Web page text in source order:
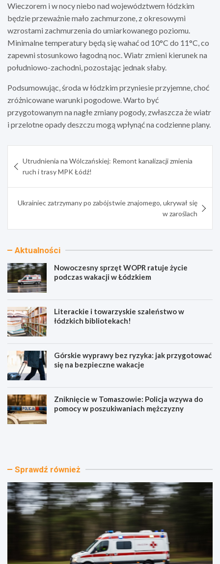
Wieczorem i w nocy niebo nad województwem łódzkim
będzie przeważnie mało zachmurzone, z okresowymi
wzrostami zachmurzenia do umiarkowanego poziomu.
Minimalne temperatury będą się wahać od 10°C do 11°C, co
zapewni stosunkowo łagodną noc. Wiatr zmieni kierunek na
południowo-zachodni, pozostając jednak słaby.
Podsumowując, środa w łódzkim przyniesie przyjemne, choć
zróżnicowane warunki pogodowe. Warto być
przygotowanym na nagłe zmiany pogody, zwłaszcza że wiatr
i przelotne opady deszczu mogą wpłynąć na codzienne plany.
wpisu
Utrudnienia na Wólczańskiej: Remont kanalizacji zmienia
ruch i trasy MPK Łódź!
Ukrainiec zatrzymany po zabójstwie znajomego, ukrywał się
w zaroślach
Aktualności
Nowoczesny sprzęt WOPR ratuje życie
podczas wakacji w Łódzkiem
Literackie i towarzyskie szaleństwo w
łódzkich bibliotekach!
Górskie wyprawy bez ryzyka: jak przygotować
się na bezpieczne wakacje
Zniknięcie w Tomaszowie: Policja wzywa do
pomocy w poszukiwaniach mężczyzny
N
z
s
n
y
s
L
a
k
i
e
i
Sprawdź również